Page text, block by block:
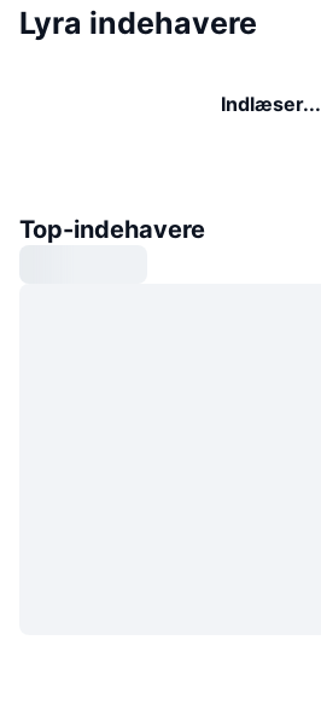
Lyra indehavere
Indlæser...
Top-indehavere